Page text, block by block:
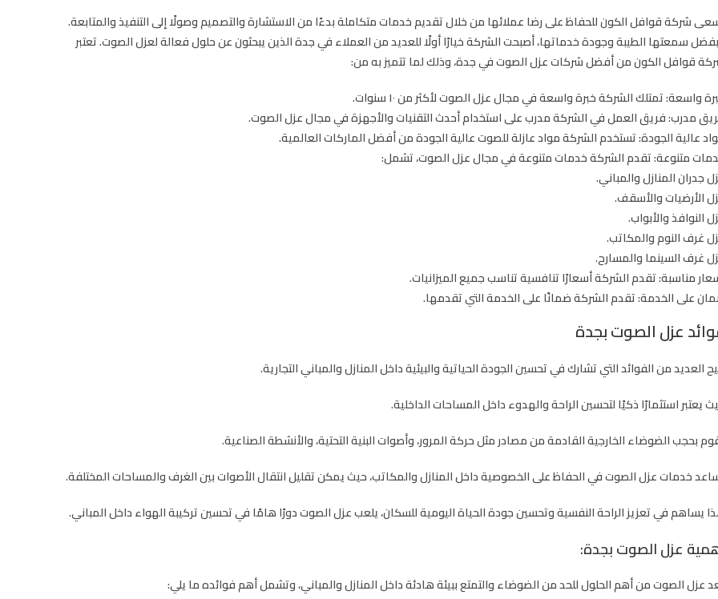
شركة قوافل الكون للحفاظ على رضا عملائها من خلال تقديم خدمات متكاملة بدءًا من الاستشارة والتصميم وصولًا إلى التنفيذ والمتابعة.
سمعتها الطيبة وجودة خدماتها، أصبحت الشركة خيارًا أولًا للعديد من العملاء في جدة الذين يبحثون عن حلول فعالة لعزل الصوت. تعتبر
قوافل الكون من أفضل شركات عزل الصوت في جدة، وذلك لما تتميز به من:
واسعة:تمتلك الشركة خبرة واسعة في مجال عزل الصوت لأكثر من ١٠ سنوات.
مدرب:فريق العمل في الشركة مدرب على استخدام أحدث التقنيات والأجهزة في مجال عزل الصوت.
عالية الجودة:تستخدم الشركة مواد عازلة للصوت عالية الجودة من أفضل الماركات العالمية.
متنوعة:تقدم الشركة خدمات متنوعة في مجال عزل الصوت، تشمل:
جدران المنازل والمباني.
الأرضيات والأسقف.
النوافذ والأبواب.
غرف النوم والمكاتب.
غرف السينما والمسارح.
مناسبة:تقدم الشركة أسعارًا تنافسية تناسب جميع الميزانيات.
على الخدمة:تقدم الشركة ضمانًا على الخدمة التي تقدمها.
عزل الصوت بجدة
العديد من الفوائد التي تشارك في تحسين الجودة الحياتية والبيئية داخل المنازل والمباني التجارية.
يعتبر استثمارًا ذكيًا لتحسين الراحة والهدوء داخل المساحات الداخلية.
بحجب الضوضاء الخارجية القادمة من مصادر مثل حركة المرور، وأصوات البنية التحتية، والأنشطة الصناعية.
خدمات عزل الصوت في الحفاظ على الخصوصية داخل المنازل والمكاتب، حيث يمكن تقليل انتقال الأصوات بين الغرف والمساحات المختلفة.
يساهم في تعزيز الراحة النفسية وتحسين جودة الحياة اليومية للسكان، يلعب عزل الصوت دورًا هامًا في تحسين تركيبة الهواء داخل المباني.
عزل الصوت بجدة:
عزل الصوت من أهم الحلول للحد من الضوضاء والتمتع ببيئة هادئة داخل المنازل والمباني، وتشمل أهم فوائده ما يلي: